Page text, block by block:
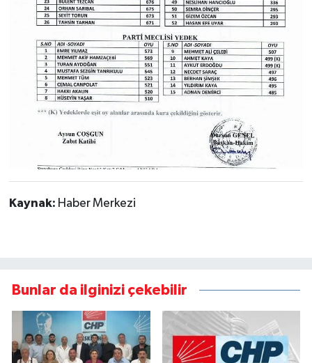
Kaynak: Haber Merkezi
Bunlar da ilginizi çekebilir